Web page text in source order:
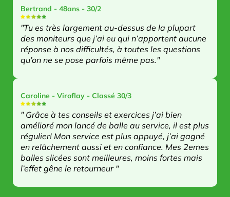
Bertrand - 48ans - 30/2
"Tu es très largement au-dessus de la plupart
des moniteurs que j’ai eu qui n’apportent aucune
réponse à nos difficultés, à toutes les questions
qu’on ne se pose parfois même pas."
Caroline - Viroflay - Classé 30/3
" Grâce à tes conseils et exercices j’ai bien
amélioré mon lancé de balle au service, il est plus
régulier! Mon service est plus appuyé, j’ai gagné
en relâchement aussi et en confiance. Mes 2emes
balles slicées sont meilleures, moins fortes mais
l’effet gêne le retourneur "